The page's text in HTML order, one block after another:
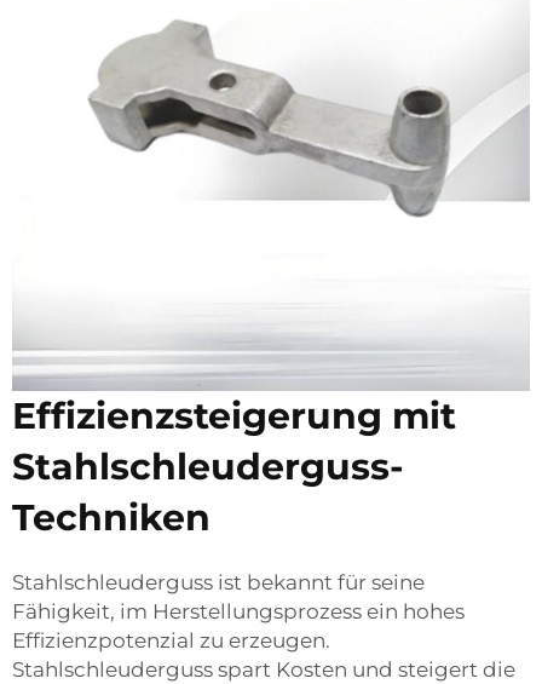
Effizienzsteigerung mit
Stahlschleuderguss-
Techniken
Stahlschleuderguss ist bekannt für seine
Fähigkeit, im Herstellungsprozess ein hohes
Effizienzpotenzial zu erzeugen.
Stahlschleuderguss spart Kosten und steigert die